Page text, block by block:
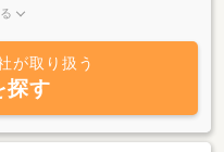
談を承っております。是非
参ります。改装・新築にも
りますのでご提案致しま
さい。
が取り扱う
探す